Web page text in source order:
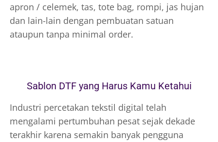
apron / celemek, tas, tote bag, rompi, jas hujan
dan lain-lain dengan pembuatan satuan
ataupun tanpa minimal order.
Sablon DTF yang Harus Kamu Ketahui
Industri percetakan tekstil digital telah
mengalami pertumbuhan pesat sejak dekade
terakhir karena semakin banyak pengguna